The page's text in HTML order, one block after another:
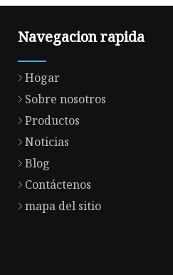
Navegacion rapida
Hogar
Sobre nosotros
Productos
Noticias
Blog
Contáctenos
mapa del sitio